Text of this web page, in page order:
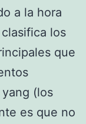
a la hora
los
que
(los
es que no